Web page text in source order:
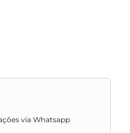
via Whatsapp